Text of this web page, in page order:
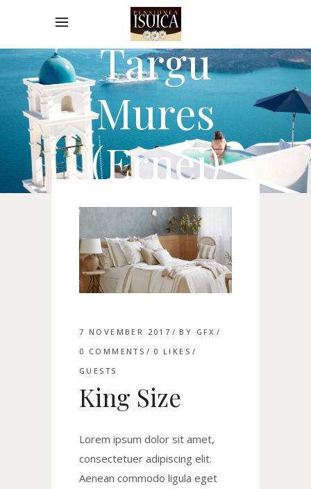
Isuica
Targu
Mures
(Ernei)
7 NOVEMBER 2017 BY GFX
0 COMMENTS
0 LIKES
GUESTS
King Size
Lorem ipsum dolor sit amet,
consectetuer adipiscing elit.
Aenean commodo ligula eget